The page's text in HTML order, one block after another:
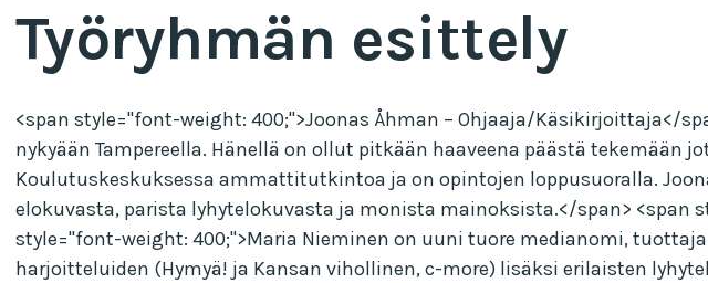
Työryhmän esittely
<span style="font-weight: 400;">Joonas Åhman – Ohjaaja/Käsikirjoittaja</
nykyään Tampereella. Hänellä on ollut pitkään haaveena päästä tekemään
Koulutuskeskuksessa ammattitutkintoa ja on opintojen loppusuoralla.
elokuvasta, parista lyhytelokuvasta ja monista mainoksista.</span> <span
style="font-weight: 400;">Maria Nieminen on uuni tuore medianomi,
harjoitteluiden (Hymyä! ja Kansan vihollinen, c-more) lisäksi erilaisten